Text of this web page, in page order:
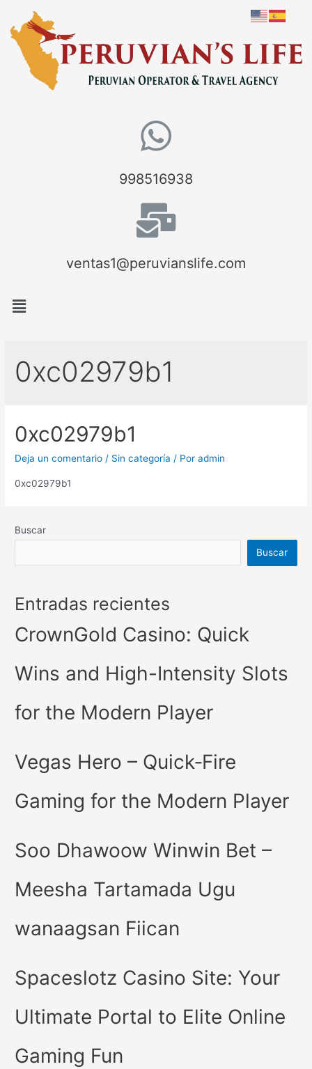
998516938
ventas1@peruvianslife.com
0xc02979b1
0xc02979b1
Deja un comentario / Sin categoría / Poradmin
0xc02979b1
Buscar
Buscar
Entradas recientes
CrownGold Casino: Quick
Wins and High-Intensity Slots
for the Modern Player
Vegas Hero – Quick‑Fire
Gaming for the Modern Player
Soo Dhawoow Winwin Bet –
Meesha Tartamada Ugu
wanaagsan Fiican
Spaceslotz Casino Site: Your
Ultimate Portal to Elite Online
Gaming Fun